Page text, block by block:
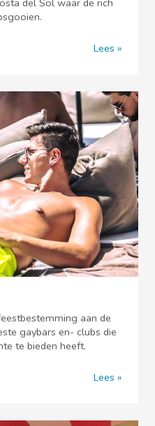
del Sol waar de rich
Lees
aan de
gaybars en- clubs die
te bieden heeft.
Lees